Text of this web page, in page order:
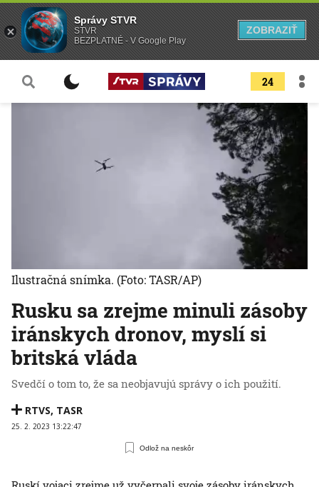
24
Rusku sa zrejme minuli zásoby
iránskych dronov, myslí si
britská vláda
Svedčí o tom to, že sa neobjavujú správy o ich použití.
RTVS, TASR
25. 2. 2023 13:22:47
Odlož na neskôr
Ilustračná snímka. (Foto: TASR/AP)
Správy STVR
STVR
BEZPLATNÉ - V Google Play
ZOBRAZIŤ